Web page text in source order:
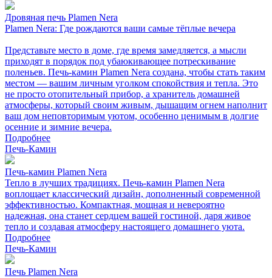
Дровяная печь Plamen Nera
Plamen Nera: Где рождаются ваши самые тёплые вечера
Представьте место в доме, где время замедляется, а мысли
приходят в порядок под убаюкивающее потрескивание
поленьев. Печь-камин Plamen Nera создана, чтобы стать таким
местом — вашим личным уголком спокойствия и тепла. Это
не просто отопительный прибор, а хранитель домашней
атмосферы, который своим живым, дышащим огнем наполнит
ваш дом неповторимым уютом, особенно ценимым в долгие
осенние и зимние вечера.
Подробнее
Печь-Камин
Печь-камин Plamen Nera
Тепло в лучших традициях. Печь-камин Plamen Nera
воплощает классический дизайн, дополненный современной
эффективностью. Компактная, мощная и невероятно
надежная, она станет сердцем вашей гостиной, даря живое
тепло и создавая атмосферу настоящего домашнего уюта.
Подробнее
Печь-Камин
Печь Plamen Nera